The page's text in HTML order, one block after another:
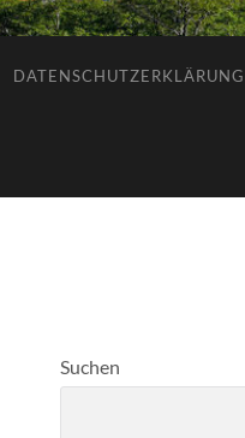
DATENSCHUTZERKLÄRUNG
Suchen